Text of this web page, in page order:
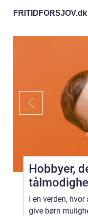
FRITIDFORSJOV.dk
Hobbyer,
I en verden,
give børn